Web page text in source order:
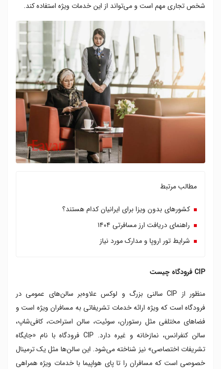
شخص تجاری مهم است و می‌تواند از این خدمات ویژه استفاده کند.
مطالب مرتبط
کشورهای بدون ویزا برای ایرانیان کدام هستند؟
راهنمای دریافت ارز مسافرتی ۱۴۰۴
شرایط تور اروپا و مدارک مورد نیاز
CIP فرودگاه چیست
منظور از CIP سالنی بزرگ و لوکس علاوه‌بر سالن‌های عمومی در
فرودگاه است که ویژه ارائه خدمات تشریفاتی به مسافران ویژه است و
فضاهای مختلفی مثل رستوران، سوئیت، سالن استراحت، کافی‌شاپ،
سالن کنفرانس، نمازخانه و غیره دارد. CIP فرودگاه با نام «جایگاه
تشریفات اختصاصی» نیز شناخته می‌شود. این سالن‌ها مثل یک ترمینال
خصوصی است که مسافران را تا پای هواپیما با خدمات ویژه همراهی